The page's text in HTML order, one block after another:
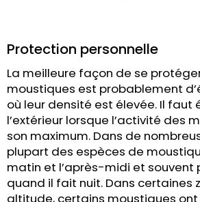
Protection personnelle
La meilleure façon de se
moustiques est probablement
où leur densité est élevée. Il faut
l’extérieur lorsque l’activité des
son maximum. Dans de
plupart des espèces de
matin et l’après-midi et souvent
quand il fait nuit. Dans certaines
altitude, certains moustiques